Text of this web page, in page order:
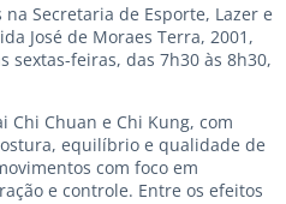
Secretaria de Esporte, Lazer e
José de Moraes Terra, 2001,
sextas-feiras, das 7h30 às 8h30,
Chuan e Chi Kung, com
equilíbrio e qualidade de
com foco em
e controle. Entre os efeitos